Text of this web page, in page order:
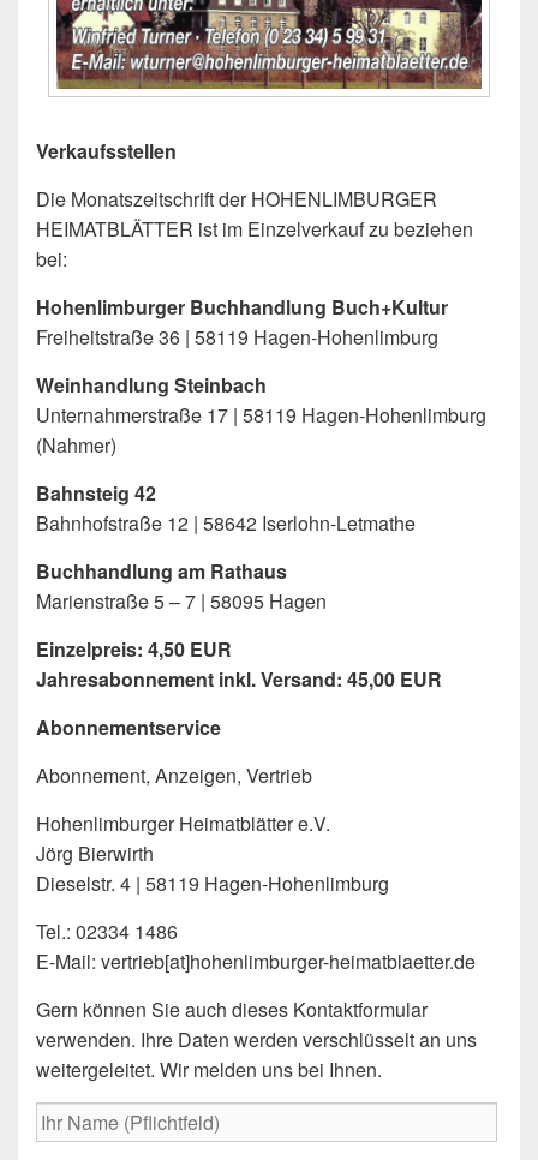
Verkaufsstellen
Die Monatszeitschrift der HOHENLIMBURGER
HEIMATBLÄTTER ist im Einzelverkauf zu beziehen
bei:
Hohenlimburger Buchhandlung Buch+Kultur
Freiheitstraße 36 | 58119 Hagen-Hohenlimburg
Weinhandlung Steinbach
Unternahmerstraße 17 | 58119 Hagen-Hohenlimburg
(Nahmer)
Bahnsteig 42
Bahnhofstraße 12 | 58642 Iserlohn-Letmathe
Buchhandlung am Rathaus
Marienstraße 5 – 7 | 58095 Hagen
Einzelpreis: 4,50 EUR
Jahresabonnement inkl. Versand: 45,00 EUR
Abonnementservice
Abonnement, Anzeigen, Vertrieb
Hohenlimburger Heimatblätter e.V.
Jörg Bierwirth
Dieselstr. 4 | 58119 Hagen-Hohenlimburg
Tel.: 02334 1486
E-Mail: vertrieb[at]hohenlimburger-heimatblaetter.de
Gern können Sie auch dieses Kontaktformular
verwenden. Ihre Daten werden verschlüsselt an uns
weitergeleitet. Wir melden uns bei Ihnen.